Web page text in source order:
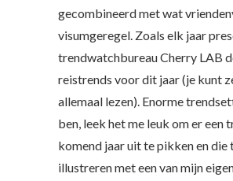
gecombineerd met wat
visumgeregel. Zoals elk jaar
trendwatchbureau Cherry LAB
reistrends voor dit jaar (je kunt
allemaal lezen). Enorme
ben, leek het me leuk om er een
komend jaar uit te pikken en die
illustreren met een van mijn